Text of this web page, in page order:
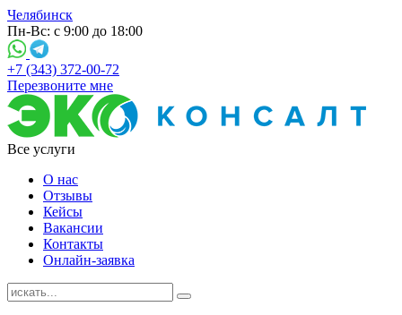
Челябинск
Пн-Вс: с 9:00 до 18:00
+7 (343) 372-00-72
Перезвоните мне
Все услуги
О нас
Отзывы
Кейсы
Вакансии
Контакты
Онлайн-заявка